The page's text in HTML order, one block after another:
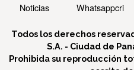
Noticias Whatsappcri
Todos los derechos
S.A. - Ciudad de
Prohibida su reproducción